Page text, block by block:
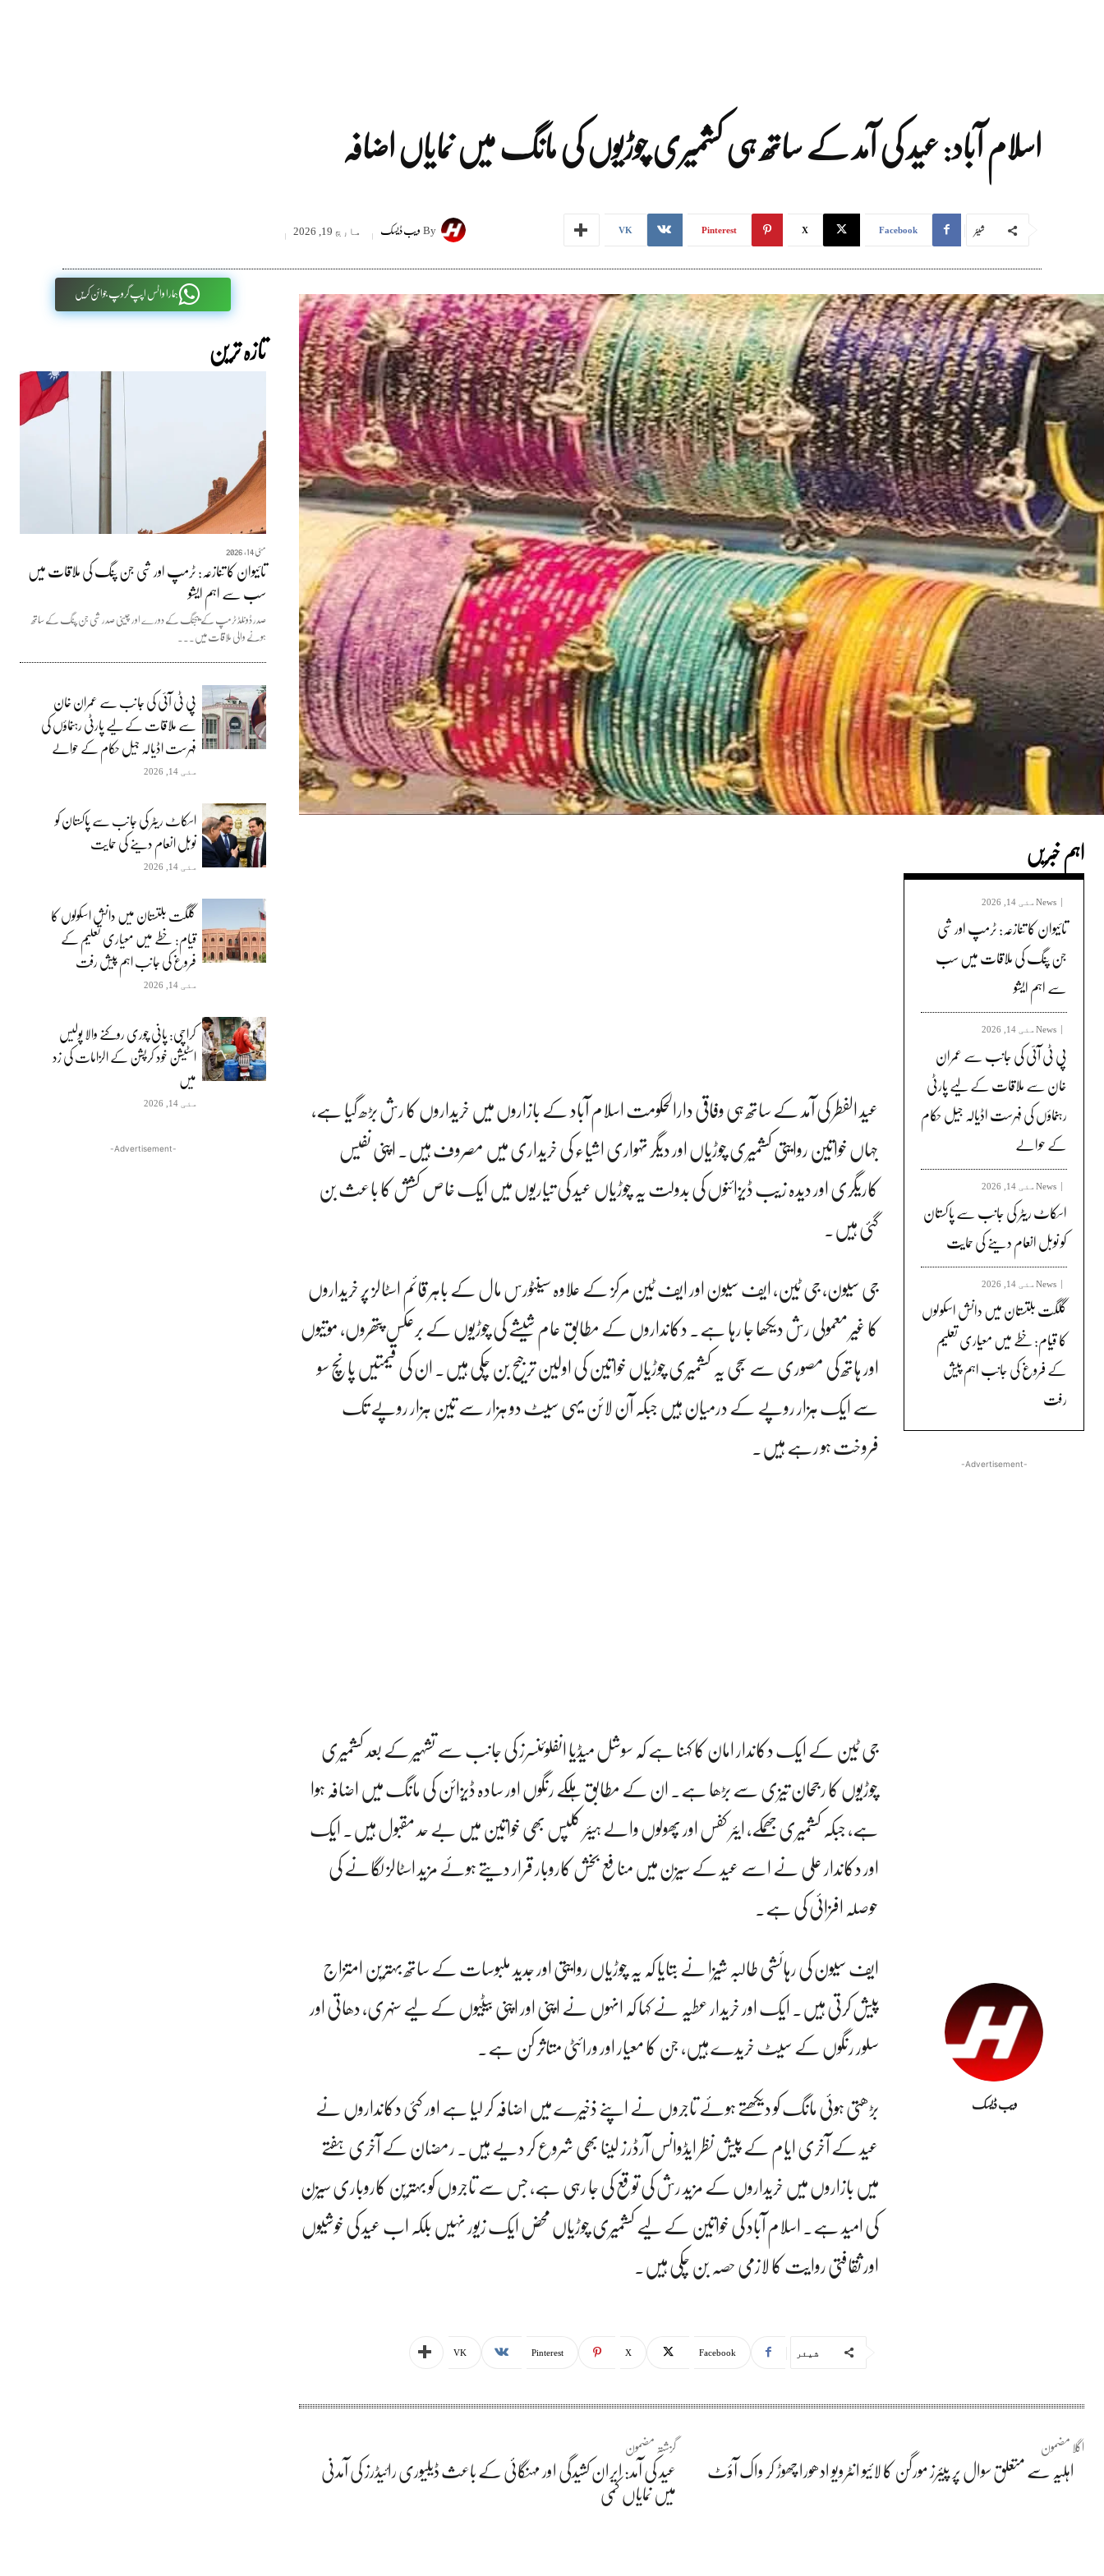
اسلام آباد: عید کی آمد کے ساتھ ہی کشمیری چوڑیوں کی مانگ میں نمایاں اضافہ
Byویب ڈیسک مارچ 19, 2026 شیئر Facebook
X
Pinterest
VK
ہمارا واٹس اپپ گروپ جوائن کریں
تازہ ترین
مئی 14, 2026
تائیوان کا تنازعہ: ٹرمپ اور شی جن پنگ کی ملاقات میں
سب سے اہم ایشو
صدر ڈونلڈ ٹرمپ کے بیجنگ کے دورے اور چینی صدر شی جن پنگ کے ساتھ
ہونے والی ملاقات میں...
پی ٹی آئی کی جانب سے عمران خان
سے ملاقات کے لیے پارٹی رہنماؤں کی
فہرست اڈیالہ جیل حکام کے حوالے
مئی 14, 2026
اسکاٹ ریٹر کی جانب سے پاکستان کو
نوبل انعام دینے کی حمایت
مئی 14, 2026
گلگت بلتستان میں دانش اسکولوں کا
قیام: خطے میں معیاری تعلیم کے
فروغ کی جانب اہم پیش رفت
مئی 14, 2026
کراچی: پانی چوری روکنے والا پولیس
اسٹیشن خود کرپشن کے الزامات کی زد
میں
مئی 14, 2026
-Advertisement-
عید الفطر کی آمد کے ساتھ ہی وفاقی دارالحکومت اسلام آباد کے بازاروں میں خریداروں کا رش بڑھ گیا ہے،
جہاں خواتین روایتی کشمیری چوڑیاں اور دیگر تہواری اشیاء کی خریداری میں مصروف ہیں۔ اپنی نفیس
کاریگری اور دیدہ زیب ڈیزائنوں کی بدولت یہ چوڑیاں عید کی تیاریوں میں ایک خاص کشش کا باعث بن
گئی ہیں۔
جی سیون، جی ٹین، ایف سیون اور ایف ٹین مرکز کے علاوہ سینٹورس مال کے باہر قائم اسٹالز پر خریداروں
کا غیر معمولی رش دیکھا جا رہا ہے۔ دکانداروں کے مطابق عام شیشے کی چوڑیوں کے برعکس پتھروں، موتیوں
اور ہاتھ کی مصوری سے سجی یہ کشمیری چوڑیاں خواتین کی اولین ترجیح بن چکی ہیں۔ ان کی قیمتیں پانچ سو
سے ایک ہزار روپے کے درمیان ہیں جبکہ آن لائن یہی سیٹ دو ہزار سے تین ہزار روپے تک
فروخت ہو رہے ہیں۔
جی ٹین کے ایک دکاندار امان کا کہنا ہے کہ سوشل میڈیا انفلوئنسرز کی جانب سے تشہیر کے بعد کشمیری
چوڑیوں کا رجحان تیزی سے بڑھا ہے۔ ان کے مطابق ہلکے رنگوں اور سادہ ڈیزائن کی مانگ میں اضافہ ہوا
ہے، جبکہ کشمیری جھمکے، ایئر کفس اور پھولوں والے ہیئر کلپس بھی خواتین میں بے حد مقبول ہیں۔ ایک
اور دکاندار علی نے اسے عید کے سیزن میں منافع بخش کاروبار قرار دیتے ہوئے مزید اسٹالز لگانے کی
حوصلہ افزائی کی ہے۔
ایف سیون کی رہائشی طالبہ شیزا نے بتایا کہ یہ چوڑیاں روایتی اور جدید ملبوسات کے ساتھ بہترین امتزاج
پیش کرتی ہیں۔ ایک اور خریدار عطیہ نے کہا کہ انہوں نے اپنی اور اپنی بیٹیوں کے لیے سنہری، دھاتی اور
سلور رنگوں کے سیٹ خریدے ہیں، جن کا معیار اور ورائٹی متاثر کن ہے۔
بڑھتی ہوئی مانگ کو دیکھتے ہوئے تاجروں نے اپنے ذخیرے میں اضافہ کر لیا ہے اور کئی دکانداروں نے
عید کے آخری ایام کے پیش نظر ایڈوانس آرڈرز لینا بھی شروع کر دیے ہیں۔ رمضان کے آخری ہفتے
میں بازاروں میں خریداروں کے مزید رش کی توقع کی جا رہی ہے، جس سے تاجروں کو بہترین کاروباری سیزن
کی امید ہے۔ اسلام آباد کی خواتین کے لیے کشمیری چوڑیاں محض ایک زیور نہیں بلکہ اب عید کی خوشیوں
اور ثقافتی روایت کا لازمی حصہ بن چکی ہیں۔
شیئر Facebook
X
Pinterest
VK
اہم خبریں
News مئی 14, 2026
تائیوان کا تنازعہ: ٹرمپ اور شی
جن پنگ کی ملاقات میں سب
سے اہم ایشو
News مئی 14, 2026
پی ٹی آئی کی جانب سے عمران
خان سے ملاقات کے لیے پارٹی
رہنماؤں کی فہرست اڈیالہ جیل حکام
کے حوالے
News مئی 14, 2026
اسکاٹ ریٹر کی جانب سے پاکستان
کو نوبل انعام دینے کی حمایت
News مئی 14, 2026
گلگت بلتستان میں دانش اسکولوں
کا قیام: خطے میں معیاری تعلیم
کے فروغ کی جانب اہم پیش
رفت
-Advertisement-
ویب ڈیسک
گزشتہ مضمون
عید کی آمد: ایران کشیدگی اور مہنگائی کے باعث ڈیلیوری رائیڈرز کی آمدنی
میں نمایاں کمی
اگلا مضمون
اہلیہ سے متعلق سوال پر پیئرز مورگن کا لائیو انٹرویو ادھورا چھوڑ کر واک آؤٹ